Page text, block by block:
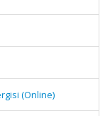
(Online)